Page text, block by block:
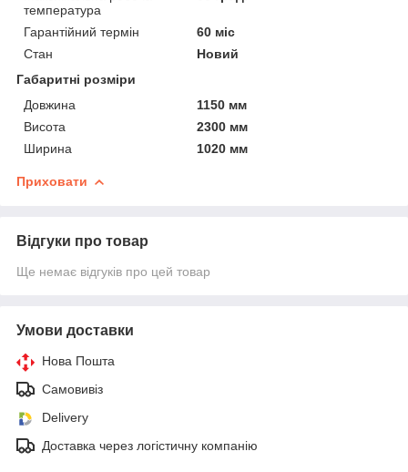
температура
Гарантійний термін
60 міс
Стан
Новий
Габаритні розміри
Довжина
1150 мм
Висота
2300 мм
Ширина
1020 мм
Приховати
Відгуки про товар
Ще немає відгуків про цей товар
Умови доставки
Нова Пошта
Самовивіз
Delivery
Доставка через логістичну компанію